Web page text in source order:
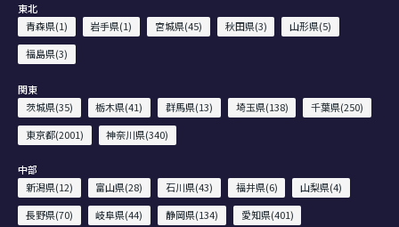
東北
青森県(1)
岩手県(1) 宮城県(45) 秋田県(3)
山形県(5)
福島県(3)
関東
茨城県(35)
栃木県(41) 群馬県(13) 埼玉県(138)
千葉県(250)
東京都(2001)
神奈川県(340)
中部
新潟県(12)
富山県(28) 石川県(43) 福井県(6)
山梨県(4)
長野県(70)
岐阜県(44) 静岡県(134)
愛知県(401)